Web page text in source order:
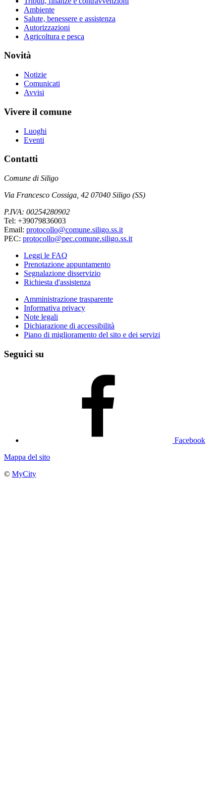
Ambiente
Salute, benessere e assistenza
Autorizzazioni
Agricoltura e pesca
Novità
Notizie
Comunicati
Avvisi
Vivere il comune
Luoghi
Eventi
Contatti
Comune di Siligo
Via Francesco Cossiga, 42 07040 Siligo (SS)
P.IVA: 00254280902
Tel: +39079836003
Email: protocollo@comune.siligo.ss.it
PEC: protocollo@pec.comune.siligo.ss.it
Leggi le FAQ
Prenotazione appuntamento
Segnalazione disservizio
Richiesta d'assistenza
Amministrazione trasparente
Informativa privacy
Note legali
Dichiarazione di accessibilità
Piano di miglioramento del sito e dei servizi
Seguici su
Facebook
Mappa del sito
© MyCity